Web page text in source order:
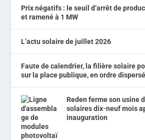
Prix négatifs : le seuil d’arrêt de
et ramené à 1 MW
L’actu solaire de juillet 2026
Faute de calendrier, la filière solaire
sur la place publique, en ordre dispersé
Reden ferme son usine
solaires dix-neuf mois
inauguration